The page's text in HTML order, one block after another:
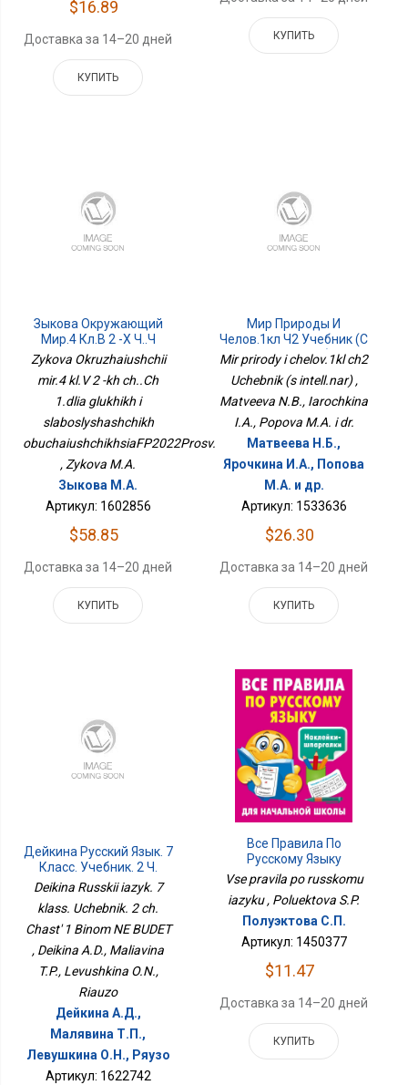
$16.89
Доставка за 14–20 дней
КУПИТЬ
КУПИТЬ
Зыкова Окружающий
Мир.4 Кл.В 2 -х Ч..Ч
1.для Глухих И
Zykova Okruzhaiushchii
mir.4 kl.V 2 -kh ch..Ch
1.dlia glukhikh i
slaboslyshashchikh
obuchaiushchikhsiaFP2022Prosv.
, Zykova M.A.
Зыкова М.А.
Артикул: 1602856
$58.85
Доставка за 14–20 дней
КУПИТЬ
Мир Природы И
Челов.1кл Ч2 Учебник (с
Интелл.нар)
Mir prirody i chelov.1kl ch2
Uchebnik (s intell.nar) ,
Matveeva N.B., Iarochkina
I.A., Popova M.A. i dr.
Матвеева Н.Б.,
Ярочкина И.А., Попова
М.А. и др.
Артикул: 1533636
$26.30
Доставка за 14–20 дней
КУПИТЬ
Дейкина Русский Язык. 7
Класс. Учебник. 2 Ч.
Часть 1 Бином НЕ БУДЕТ
Deikina Russkii iazyk. 7
klass. Uchebnik. 2 ch.
Chast' 1 Binom NE BUDET
, Deikina A.D., Maliavina
T.P., Levushkina O.N.,
Riauzo
Дейкина А.Д.,
Малявина Т.П.,
Левушкина О.Н., Ряузо
Артикул: 1622742
Все Правила По
Русскому Языку
Vse pravila po russkomu
iazyku , Poluektova S.P.
Полуэктова С.П.
Артикул: 1450377
$11.47
Доставка за 14–20 дней
КУПИТЬ